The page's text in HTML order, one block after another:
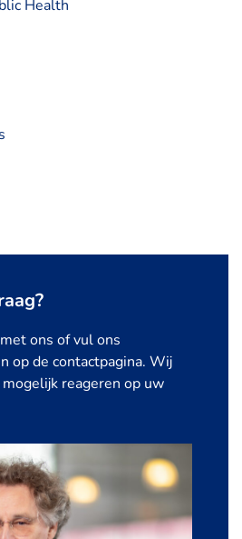
Health
ons of vul ons
op de contactpagina. Wij
reageren op uw